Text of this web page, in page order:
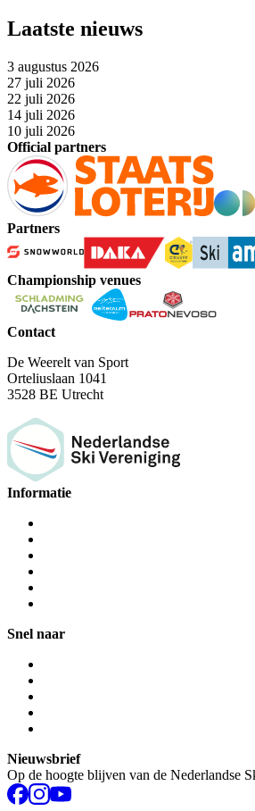
Laatste nieuws
3 augustus 2026
27 juli 2026
22 juli 2026
14 juli 2026
10 juli 2026
Official partners
Partners
Championship venues
Contact
De Weerelt van Sport
Orteliuslaan 1041
3528 BE Utrecht
Informatie
Snel naar
Nieuwsbrief
Op de hoogte blijven van de Nederlandse